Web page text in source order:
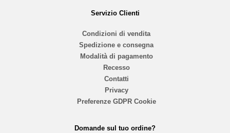
Servizio Clienti
Condizioni di vendita
Spedizione e consegna
Modalità di pagamento
Recesso
Contatti
Privacy
Preferenze GDPR Cookie
Domande sul tuo ordine?